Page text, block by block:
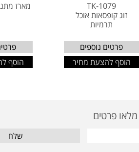
TK-1079
זוג קופסאות אוכל
תרמיות
פרטים נוספים
הוסף להצעת מחיר
מארז
הוסף
שלח